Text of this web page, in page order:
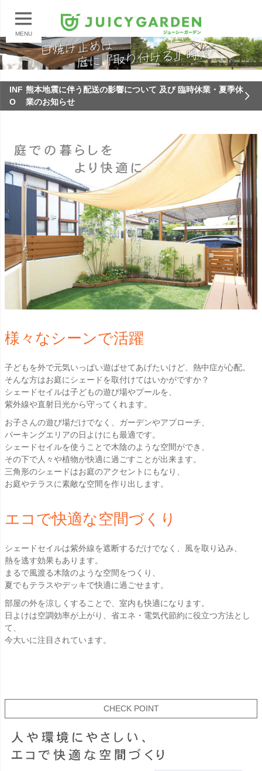
MENU
INF
O
熊本地震に伴う配送の影響について 及び 臨時休業・夏季休
業のお知らせ
様々なシーンで活躍
子どもを外で元気いっぱい遊ばせてあげたいけど、熱中症が心配。
そんな方はお庭にシェードを取付けてはいかがですか？
シェードセイルは子どもの遊び場やプールを、
紫外線や直射日光から守ってくれます。
お子さんの遊び場だけでなく、ガーデンやアプローチ、
パーキングエリアの日よけにも最適です。
シェードセイルを使うことで木陰のような空間ができ、
その下で人々や植物が快適に過ごすことが出来ます。
三角形のシェードはお庭のアクセントにもなり、
お庭やテラスに素敵な空間を作り出します。
エコで快適な空間づくり
シェードセイルは紫外線を遮断するだけでなく、風を取り込み、
熱を逃す効果もあります。
まるで風渡る木陰のような空間をつくり、
夏でもテラスやデッキで快適に過ごせます。
部屋の外を涼しくすることで、室内も快適になります。
日よけは空調効率が上がり、省エネ・電気代節約に役立つ方法とし
て、
今大いに注目されています。
CHECK POINT